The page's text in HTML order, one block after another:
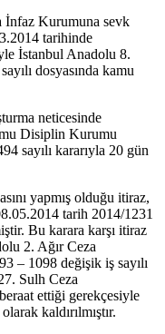
İnfaz Kurumuna sevk
tarihinde
İstanbul Anadolu 8.
dosyasında kamu
neticesinde
Disiplin Kurumu
sayılı kararıyla 20 gün
yapmış olduğu itiraz,
tarih 2014/1231
Bu karara karşı itiraz
2. Ağır Ceza
– 1098 değişik iş sayılı
Sulh Ceza
ettiği gerekçesiyle
kaldırılmıştır.